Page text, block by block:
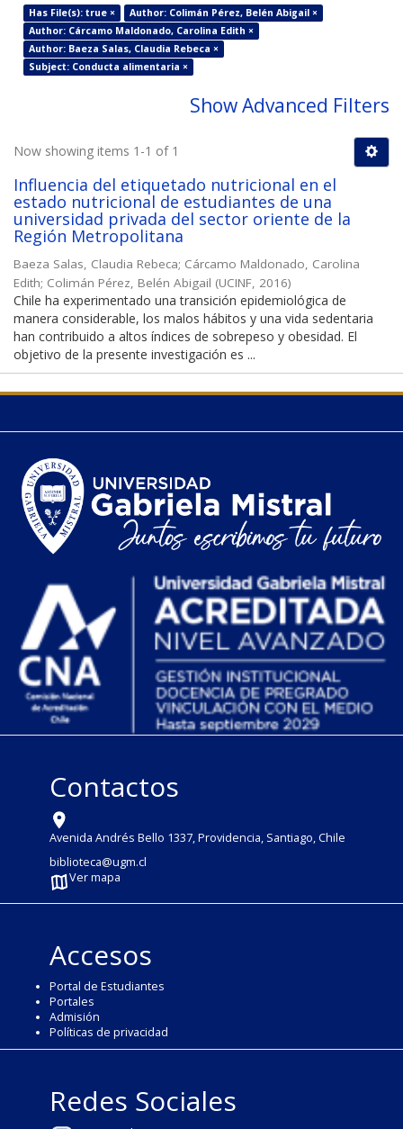
Has File(s): true ×
Author: Colimán Pérez, Belén Abigail ×
Author: Cárcamo Maldonado, Carolina Edith ×
Author: Baeza Salas, Claudia Rebeca ×
Subject: Conducta alimentaria ×
Show Advanced Filters
Now showing items 1-1 of 1
Influencia del etiquetado nutricional en el
estado nutricional de estudiantes de una
universidad privada del sector oriente de la
Región Metropolitana
Baeza Salas, Claudia Rebeca; Cárcamo Maldonado, Carolina
Edith; Colimán Pérez, Belén Abigail (UCINF, 2016)
Chile ha experimentado una transición epidemiológica de
manera considerable, los malos hábitos y una vida sedentaria
han contribuido a altos índices de sobrepeso y obesidad. El
objetivo de la presente investigación es ...
Contactos
Avenida Andrés Bello 1337, Providencia, Santiago, Chile
biblioteca@ugm.cl
Ver mapa
Accesos
Portal de Estudiantes
Portales
Admisión
Políticas de privacidad
Redes Sociales